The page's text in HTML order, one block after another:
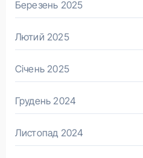
Березень 2025
Лютий 2025
Січень 2025
Грудень 2024
Листопад 2024